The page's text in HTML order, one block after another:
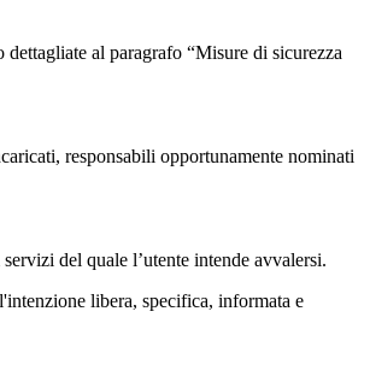
al paragrafo “Misure di sicurezza
responsabili opportunamente nominati
del quale l’utente intende avvalersi.
libera, specifica, informata e